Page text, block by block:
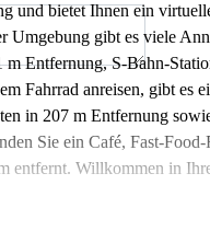
und bietet Ihnen ein
Umgebung gibt es viele
Entfernung, S-Bahn-
Fahrrad anreisen, gibt es
in 207 m Entfernung
Sie ein Café, Fast-
entfernt. Willkommen in